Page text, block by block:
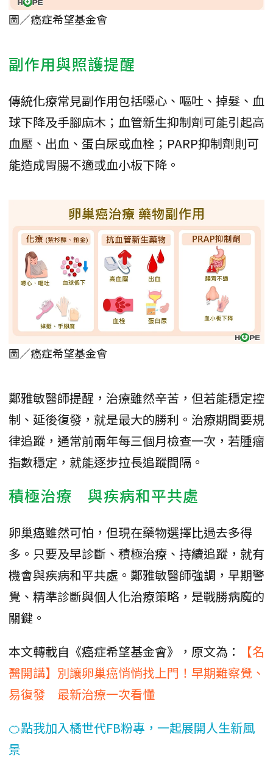
圖／癌症希望基金會
副作用與照護提醒
傳統化療常見副作用包括噁心、嘔吐、掉髮、血
球下降及手腳麻木；血管新生抑制劑可能引起高
血壓、出血、蛋白尿或血栓；PARP抑制劑則可
能造成胃腸不適或血小板下降。
圖／癌症希望基金會
鄭雅敏醫師提醒，治療雖然辛苦，但若能穩定控
制、延後復發，就是最大的勝利。治療期間要規
律追蹤，通常前兩年每三個月檢查一次，若腫瘤
指數穩定，就能逐步拉長追蹤間隔。
積極治療 與疾病和平共處
卵巢癌雖然可怕，但現在藥物選擇比過去多得
多。只要及早診斷、積極治療、持續追蹤，就有
機會與疾病和平共處。鄭雅敏醫師強調，早期警
覺、精準診斷與個人化治療策略，是戰勝病魔的
關鍵。
本文轉載自《癌症希望基金會》，原文為：
【名
醫開講】別讓卵巢癌悄悄找上門！早期難察覺、
易復發 最新治療一次看懂
🍊點我加入橘世代FB粉專，一起展開人生新風
景